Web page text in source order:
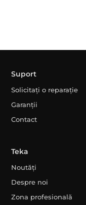
Suport
Solicitați o reparație
Garanții
Contact
Teka
Noutăți
Despre noi
Zona profesională